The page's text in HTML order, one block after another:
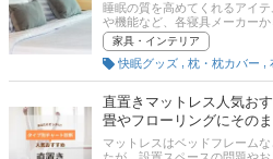
睡眠の質を高めてくれるアイ
や機能など、各寝具メーカー
た商品がたくさんあります。
発売されているため、どれを
ではないでしょうか？ この記
ザイン研究所 』代表取締役の
話を伺い、枕の選び方や、お
ど、人気メーカーの商品をピ
解説しているので、自身に合
には、比較一覧表、通販サイ
口コミや評判もチェックして
家具・インテリア
快眠グッズ
枕・枕カバー
直置きマットレス人気お
畳やフローリングにその
マットレスはベッドフレーム